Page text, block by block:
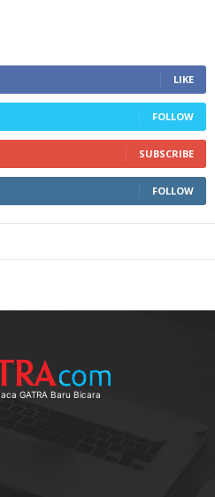
LIKE
FOLLOW
SUBSCRIBE
FOLLOW